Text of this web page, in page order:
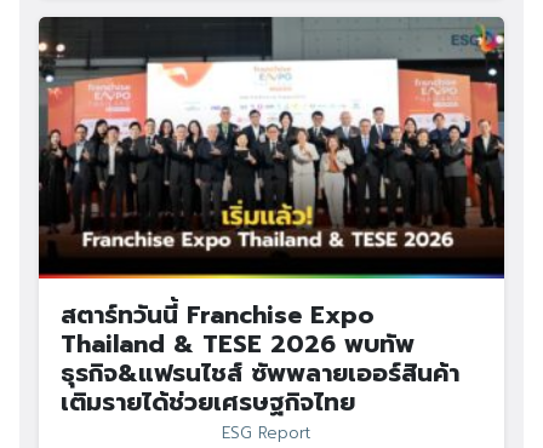
สตาร์ทวันนี้ Franchise Expo
Thailand & TESE 2026 พบทัพ
ธุรกิจ&แฟรนไชส์ ซัพพลายเออร์สินค้า
เติมรายได้ช่วยเศรษฐกิจไทย
ESG Report